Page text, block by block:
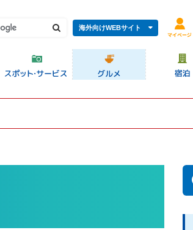
海外向けWEBサイト